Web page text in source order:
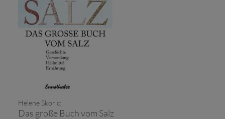
Helene Skoric:
Das große Buch vom Salz